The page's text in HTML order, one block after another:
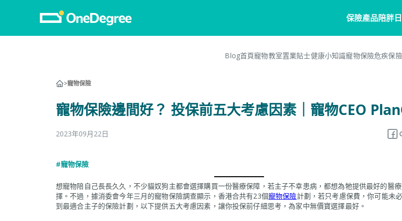
保險產品
狗狗保險
申請索償
家電保養保險
陪胖
立即下載
Pawbook
Blog首頁寵物教室置業貼士健康小知識寵物保險危疾保險
>寵物保險
寵物保險邊間好？ 投保前五大考慮因素｜寵物CEO
2023年09月22日
#寵物保險
想寵物陪自己長長久久，不少貓奴狗主都會選擇購買一份醫療保障，若主子不幸患病，都想為牠提供最好的醫
擇。不過，據消委會今年三月的寵物保險調查顯示，香港合共有23個寵物保險計劃，若只考慮保費，你可能未
到最適合主子的保險計劃，以下提供五大考慮因素，讓你投保前仔細思考，為家中無價寶選擇最好。